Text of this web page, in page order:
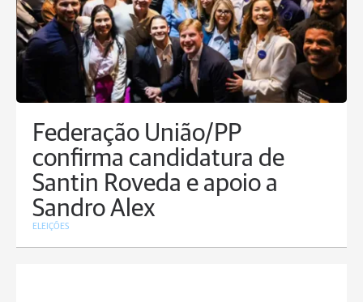
Federação União/PP
confirma candidatura de
Santin Roveda e apoio a
Sandro Alex
ELEIÇÕES